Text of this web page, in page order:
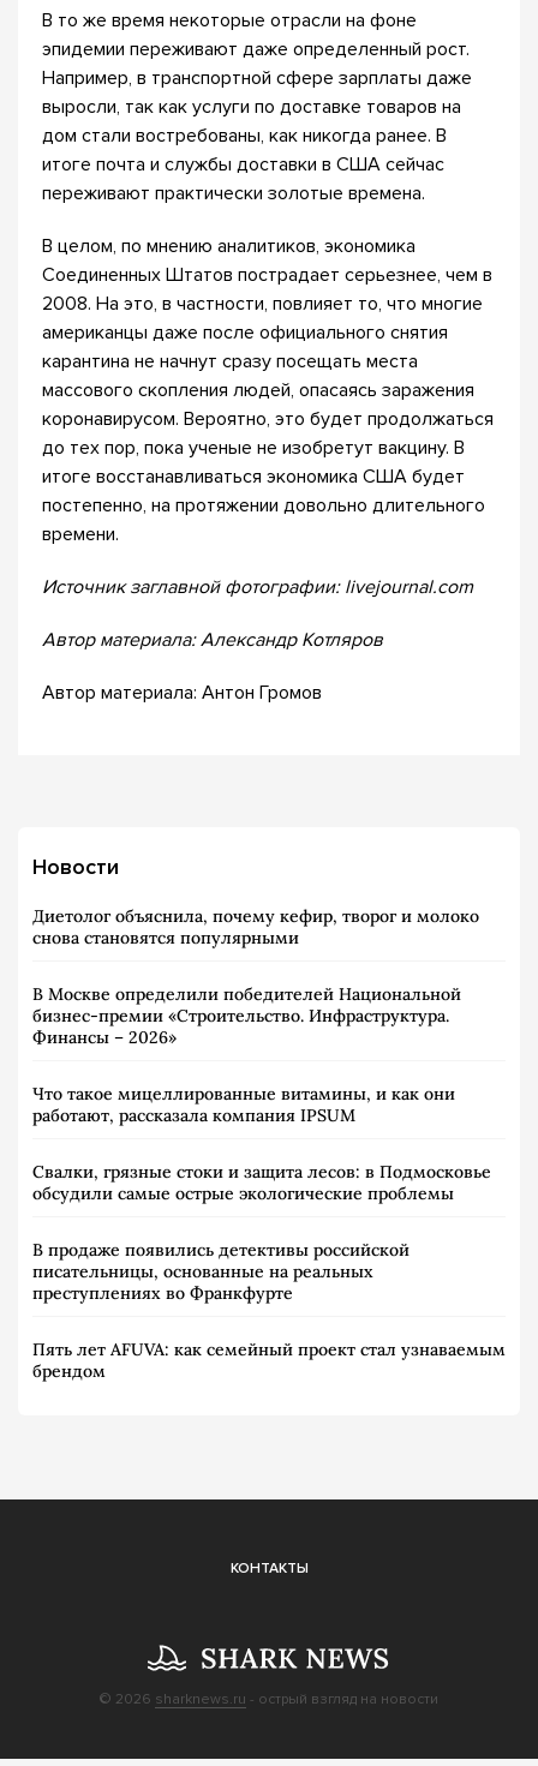
В то же время некоторые отрасли на фоне
эпидемии переживают даже определенный рост.
Например, в транспортной сфере зарплаты даже
выросли, так как услуги по доставке товаров на
дом стали востребованы, как никогда ранее. В
итоге почта и службы доставки в США сейчас
переживают практически золотые времена.
В целом, по мнению аналитиков, экономика
Соединенных Штатов пострадает серьезнее, чем в
2008. На это, в частности, повлияет то, что многие
американцы даже после официального снятия
карантина не начнут сразу посещать места
массового скопления людей, опасаясь заражения
коронавирусом. Вероятно, это будет продолжаться
до тех пор, пока ученые не изобретут вакцину. В
итоге восстанавливаться экономика США будет
постепенно, на протяжении довольно длительного
времени.
Источник заглавной фотографии: livejournal.com
Автор материала: Александр Котляров
Автор материала: Антон Громов
Новости
Диетолог объяснила, почему кефир, творог и молоко
снова становятся популярными
В Москве определили победителей Национальной
бизнес-премии «Строительство. Инфраструктура.
Финансы – 2026»
Что такое мицеллированные витамины, и как они
работают, рассказала компания IPSUM
Свалки, грязные стоки и защита лесов: в Подмосковье
обсудили самые острые экологические проблемы
В продаже появились детективы российской
писательницы, основанные на реальных
преступлениях во Франкфурте
Пять лет AFUVA: как семейный проект стал узнаваемым
брендом
КОНТАКТЫ
© 2026 sharknews.ru - острый взгляд на новости